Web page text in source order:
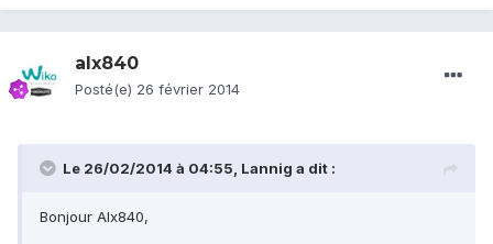
alx840
Posté(e) 26 février 2014
Le 26/02/2014 à 04:55, Lannig a dit :
Bonjour Alx840,